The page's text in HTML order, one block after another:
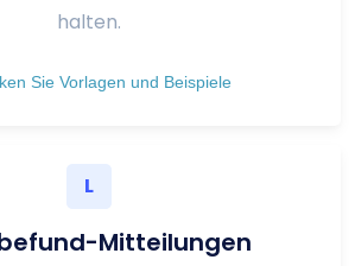
halten.
Sie Vorlagen und Beispiele
L
Mitteilungen